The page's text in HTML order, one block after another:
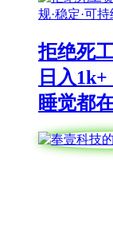
拒绝死
日入
睡觉都